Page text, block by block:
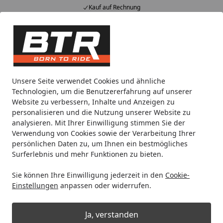
Unsere Seite verwendet Cookies und ähnliche
Technologien, um die Benutzererfahrung auf unserer
Website zu verbessern, Inhalte und Anzeigen zu
personalisieren und die Nutzung unserer Website zu
analysieren. Mit Ihrer Einwilligung stimmen Sie der
Verwendung von Cookies sowie der Verarbeitung Ihrer
persönlichen Daten zu, um Ihnen ein bestmögliches
Surferlebnis und mehr Funktionen zu bieten.
Sie können Ihre Einwilligung jederzeit in den Cookie-
Einstellungen anpassen oder widerrufen.
Ja, verstanden
Kauf auf Rechnung
Alle Produkte
Mein Konto
Suchen
Startseite
Motorradteile & Ersatzteile Anbauteile
SP Connect™ A** Anti Vibration
Module Chrom [spc]